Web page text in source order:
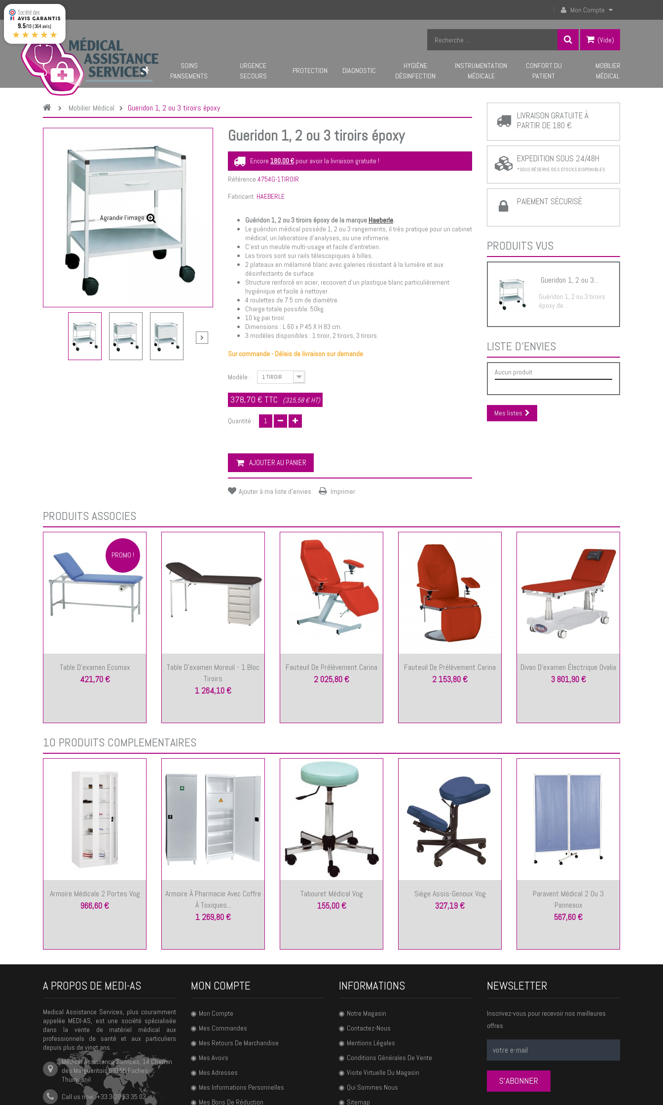
Mon Compte
(vide)
SOINS
PANSEMENTS
URGENCE
SECOURS
PROTECTION DIAGNOSTIC
HYGIÈNE
DÉSINFECTION
INSTRUMENTATION
MÉDICALE
CONFORT DU
PATIENT
MOBILIER
MÉDICAL
Mobilier Médical Gueridon 1, 2 ou 3 tiroirs époxy
Agrandir l'image
Gueridon 1, 2 ou 3 tiroirs époxy
Encore 180,00 € pour avoir la livraison gratuite !
Référence 4754G-1TIROIR
Fabricant: HAEBERLE
Guéridon 1, 2 ou 3 tiroirs époxy de la marque Haeberle.
Le guéridon médical possède 1, 2 ou 3 rangements, il très pratique pour un cabinet
médical, un laboratoire d'analyses, ou une infirmerie.
C'est un meuble multi-usage et facile d'entretien.
Les tiroirs sont sur rails télescopiques à billes.
2 plateaux en mélaminé blanc avec galeries résistant à la lumière et aux
désinfectants de surface.
Structure renforcé en acier, recouvert d'un plastique blanc particulièrement
hygiénique et facile à nettoyer.
4 roulettes de 7.5 cm de diamètre.
Charge totale possible: 50kg.
10 kg par tiroir.
Dimensions : L 60 x P 45 X H 83 cm.
3 modèles disponibles : 1 tiroir, 2 tiroirs, 3 tiroirs.
Sur commande - Délais de livraison sur demande
Modèle : 1 TIROIR
378,70 € TTC (315,58 € HT)
Quantité :
AJOUTER AU PANIER
Ajouter à ma liste d'envies Imprimer
LIVRAISON GRATUITE À
PARTIR DE 180 €
EXPEDITION SOUS 24/48H
*SOUS RÉSERVE DES STOCKS DISPONIBLES
PAIEMENT SÉCURISÉ
PRODUITS VUS
Gueridon 1, 2 ou 3...
Guéridon 1, 2 ou 3 tiroirs
époxy de...
LISTE D'ENVIES
Aucun produit
Mes listes
PRODUITS ASSOCIÉS
PROMO !
Table D'examen Ecomax
421,70 €
Table D'examen Moreuil - 1 Bloc
Tiroirs
1 264,10 €
Fauteuil De Prélèvement Carina
2 025,80 €
Fauteuil De Prélèvement Carina
2 153,80 €
Divan D'examen Électrique Ovalia
3 801,90 €
10 PRODUITS COMPLÉMENTAIRES
Armoire Médicale 2 Portes Vog
966,60 €
Armoire À Pharmacie Avec Coffre
À Toxiques...
1 269,80 €
Tabouret Médical Vog
155,00 €
Siège Assis-Genoux Vog
327,19 €
Paravent Médical 2 Ou 3
Panneaux
567,60 €
A PROPOS DE MEDI-AS
Medical Assistance Services, plus couramment
appelée MEDI-AS, est une société spécialisée
dans la vente de matériel médical aux
professionnels de santé et aux particuliers
depuis plus de vingt ans.
Médical Assistance Services, 14 Chemin
des Margueritois 59155 Faches-
Thumesnil
Call us now: +33 3 20 53 35 03
MON COMPTE
Mon Compte
Mes Commandes
Mes Retours De Marchandise
Mes Avoirs
Mes Adresses
Mes Informations Personnelles
Mes Bons De Réduction
INFORMATIONS
Notre Magasin
Contactez-Nous
Mentions Légales
Conditions Générales De Vente
Visite Virtuelle Du Magasin
Qui Sommes Nous
Sitemap
NEWSLETTER
Inscrivez-vous pour recevoir nos meilleures
offres
S'ABONNER
9.5/10 (364 avis)
★★★★★